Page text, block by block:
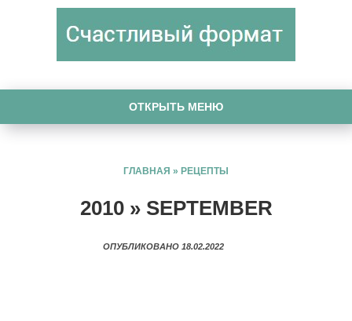
ОТКРЫТЬ МЕНЮ
ГЛАВНАЯ » РЕЦЕПТЫ
2010 » SEPTEMBER
ОПУБЛИКОВАНО 18.02.2022